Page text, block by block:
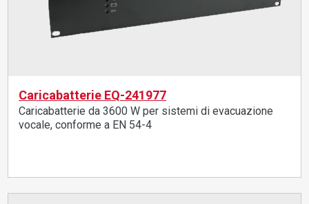
Caricabatterie EQ-241977
Caricabatterie da 3600 W per sistemi di evacuazione
vocale, conforme a EN 54-4